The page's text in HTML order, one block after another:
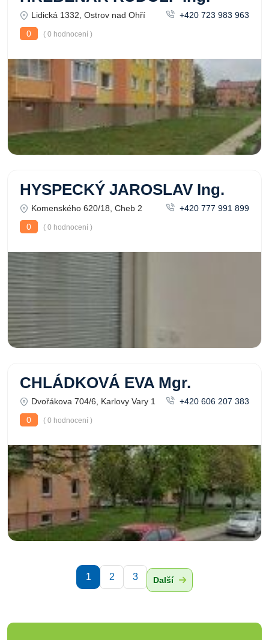
Lidická 1332, Ostrov nad Ohří
+420 723 983 963
0
( 0 hodnocení )
HYSPECKÝ JAROSLAV Ing.
Komenského 620/18, Cheb 2
+420 777 991 899
0
( 0 hodnocení )
CHLÁDKOVÁ EVA Mgr.
Dvořákova 704/6, Karlovy Vary 1
+420 606 207 383
0
( 0 hodnocení )
1 2 3 Další